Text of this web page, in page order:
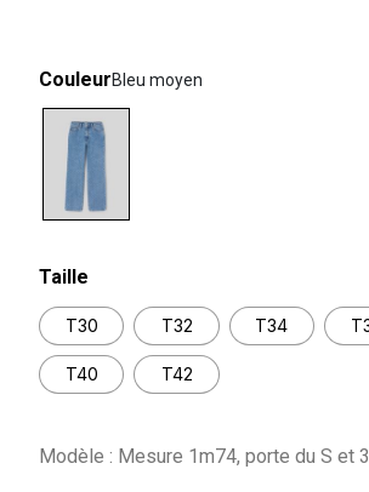
CouleurBleu moyen
Taille
T30 T32 T34
T40 T42
Modèle : Mesure 1m74, porte du S et